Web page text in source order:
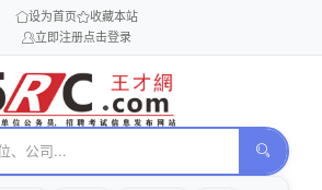
设为首页
收藏本站
立即注册点击登录